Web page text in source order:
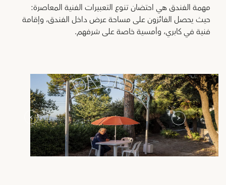
مهمة الفندق هي احتضان تنوع التعبيرات الفنية المعاصرة:
حيث يحصل الفائزون على مساحة عرض داخل الفندق، وإقامة
فنية في كابري، وأمسية خاصة على شرفهم.